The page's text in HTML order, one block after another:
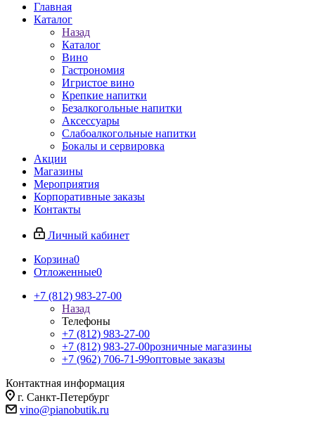
Главная
Каталог
Назад
Каталог
Вино
Гастрономия
Игристое вино
Крепкие напитки
Безалкогольные напитки
Аксессуары
Слабоалкогольные напитки
Бокалы и сервировка
Акции
Магазины
Мероприятия
Корпоративные заказы
Контакты
Личный кабинет
Корзина0
Отложенные0
+7 (812) 983-27-00
Назад
Телефоны
+7 (812) 983-27-00
+7 (812) 983-27-00розничные магазины
+7 (962) 706-71-99оптовые заказы
Контактная информация
г. Санкт-Петербург
vino@pianobutik.ru